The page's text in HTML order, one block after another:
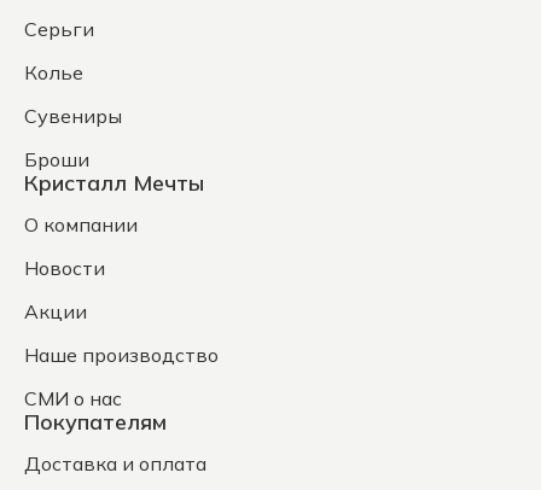
Серьги
Колье
Сувениры
Броши
Кристалл Мечты
О компании
Новости
Акции
Наше производство
СМИ о нас
Покупателям
Доставка и оплата